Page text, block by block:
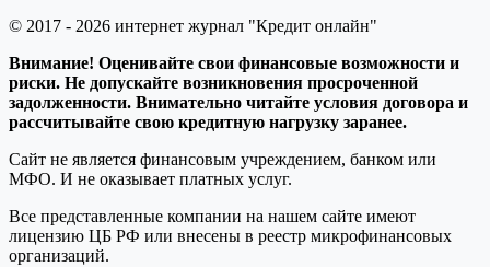
© 2017 - 2026 интернет журнал "Кредит онлайн"
Внимание! Оценивайте свои финансовые возможности и
риски. Не допускайте возникновения просроченной
задолженности. Внимательно читайте условия договора и
рассчитывайте свою кредитную нагрузку заранее.
Сайт не является финансовым учреждением, банком или
МФО. И не оказывает платных услуг.
Все представленные компании на нашем сайте имеют
лицензию ЦБ РФ или внесены в реестр микрофинансовых
организаций.